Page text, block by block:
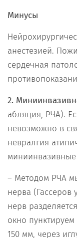
Минусы
анестезией.
сердечная
2.
абляция, РЧА).
невозможно в
невралгия
– Методом РЧА
нерва (Гассеров
нерв
окно
150 мм, через